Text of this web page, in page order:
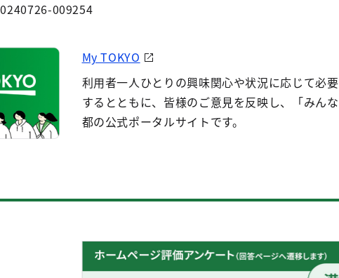
009254
My TOKYO
利用者一人ひとりの興味関心や状況に応じて必
するとともに、皆様のご意見を反映し、「みん
都の公式ポータルサイトです。